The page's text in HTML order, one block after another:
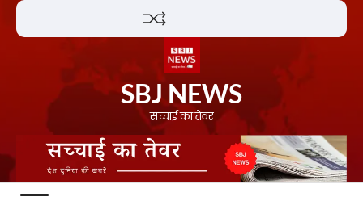
Skip
SBJ NEWS
सच्चाई का तेवर